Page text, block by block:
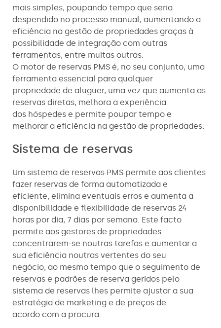
mais simples, poupando tempo que seria
despendido no processo manual, aumentando a
eficiência na gestão de propriedades graças à
possibilidade de integração com outras
ferramentas, entre muitas outras.
O motor de reservas PMS é, no seu conjunto, uma
ferramenta essencial para qualquer
propriedade de aluguer, uma vez que aumenta as
reservas diretas, melhora a experiência
dos hóspedes e permite poupar tempo e
melhorar a eficiência na gestão de propriedades.
Sistema de reservas
Um sistema de reservas PMS permite aos clientes
fazer reservas de forma automatizada e
eficiente, elimina eventuais erros e aumenta a
disponibilidade e flexibilidade de reservas 24
horas por dia, 7 dias por semana. Este facto
permite aos gestores de propriedades
concentrarem-se noutras tarefas e aumentar a
sua eficiência noutras vertentes do seu
negócio, ao mesmo tempo que o seguimento de
reservas e padrões de reserva geridos pelo
sistema de reservas lhes permite ajustar a sua
estratégia de marketing e de preços de
acordo com a procura.